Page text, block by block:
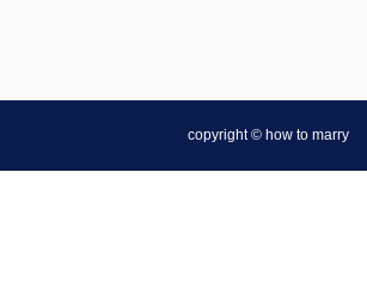
copyright © how to marry